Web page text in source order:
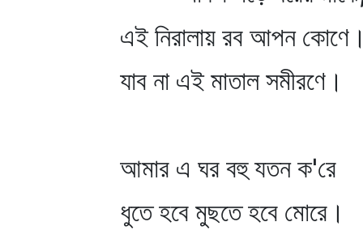
এই নিরালায় রব আপন কোণে।
যাব না এই মাতাল সমীরণে।
আমার এ ঘর বহু যতন ক'রে
ধুতে হবে মুছতে হবে মোরে।